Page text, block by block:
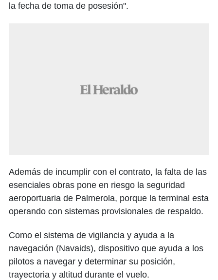
la fecha de toma de posesión".
Además de incumplir con el contrato, la falta de las
esenciales obras pone en riesgo la seguridad
aeroportuaria de Palmerola, porque la terminal esta
operando con sistemas provisionales de respaldo.
Como el sistema de vigilancia y ayuda a la
navegación (Navaids), dispositivo que ayuda a los
pilotos a navegar y determinar su posición,
trayectoria y altitud durante el vuelo.